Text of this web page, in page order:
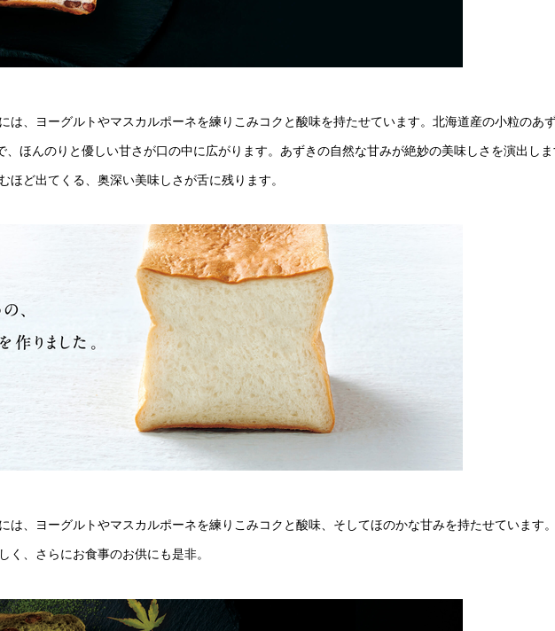
は、ヨーグルトやマスカルポーネを練りこみコクと酸味を持たせています。北海道産の小粒のあ
、ほんのりと優しい甘さが口の中に広がります。あずきの自然な甘みが絶妙の美味しさを演出し
ほど出てくる、奥深い美味しさが舌に残ります。
は、ヨーグルトやマスカルポーネを練りこみコクと酸味、そしてほのかな甘みを持たせています
く、さらにお食事のお供にも是非。